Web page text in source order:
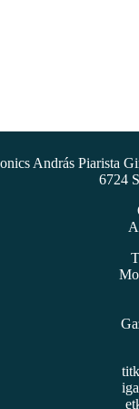
András Piarista
6724